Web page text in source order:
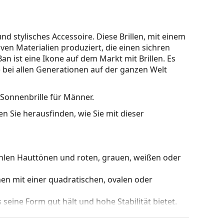
stylisches Accessoire. Diese Brillen, mit einem
Materialien produziert, die einen sichren
ist eine Ikone auf dem Markt mit Brillen. Es
allen Generationen auf der ganzen Welt
für Männer.
Sie herausfinden, wie Sie mit dieser
Hauttönen und roten, grauen, weißen oder
mit einer quadratischen, ovalen oder
Form gut hält und hohe Stabilität bietet.